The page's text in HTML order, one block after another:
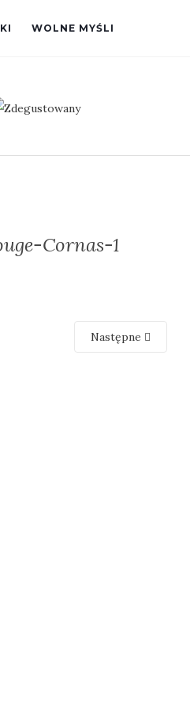
WOLNE MYŚLI
Cornas-1
Następne